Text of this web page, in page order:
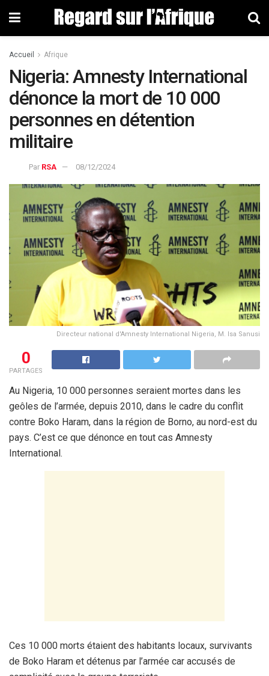
Accueil Afrique
Nigeria: Amnesty International
dénonce la mort de 10 000
personnes en détention
militaire
Par RSA 08/12/2024
Directeur national d'Amnesty International Nigeria, M. Isa Sanusi
0
PARTAGES
Au Nigeria, 10 000 personnes seraient mortes dans les
geôles de l’armée, depuis 2010, dans le cadre du conflit
contre Boko Haram, dans la région de Borno, au nord-est du
pays. C’est ce que dénonce en tout cas Amnesty
International.
Ces 10 000 morts étaient des habitants locaux, survivants
de Boko Haram et détenus par l’armée car accusés de